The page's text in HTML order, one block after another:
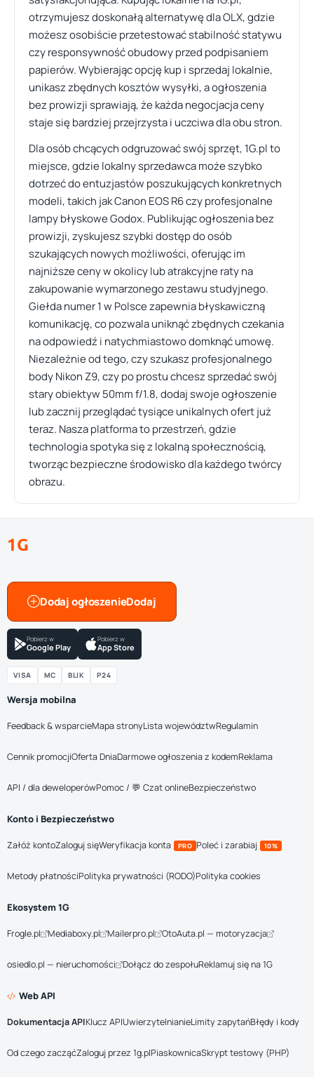
otrzymujesz doskonałą alternatywę dla OLX, gdzie
możesz osobiście przetestować stabilność statywu
czy responsywność obudowy przed podpisaniem
papierów. Wybierając opcję kup i sprzedaj lokalnie,
unikasz zbędnych kosztów wysyłki, a ogłoszenia
bez prowizji sprawiają, że każda negocjacja ceny
staje się bardziej przejrzysta i uczciwa dla obu stron.
Dla osób chcących odgruzować swój sprzęt, 1G.pl to
miejsce, gdzie lokalny sprzedawca może szybko
dotrzeć do entuzjastów poszukujących konkretnych
modeli, takich jak Canon EOS R6 czy profesjonalne
lampy błyskowe Godox. Publikując ogłoszenia bez
prowizji, zyskujesz szybki dostęp do osób
szukających nowych możliwości, oferując im
najniższe ceny w okolicy lub atrakcyjne raty na
zakupowanie wymarzonego zestawu studyjnego.
Giełda numer 1 w Polsce zapewnia błyskawiczną
komunikację, co pozwala uniknąć zbędnych czekania
na odpowiedź i natychmiastowo domknąć umowę.
Niezależnie od tego, czy szukasz profesjonalnego
body Nikon Z9, czy po prostu chcesz sprzedać swój
stary obiektyw 50mm f/1.8, dodaj swoje ogłoszenie
lub zacznij przeglądać tysiące unikalnych ofert już
teraz. Nasza platforma to przestrzeń, gdzie
technologia spotyka się z lokalną społecznością,
tworząc bezpieczne środowisko dla każdego twórcy
obrazu.
1G
Dodaj ogłoszenie
Pobierz w
Google Play
Pobierz w
App Store
VISA MC BLIK P24
Wersja mobilna
Feedback & wsparcieMapa stronyLista województwRegulamin
Cennik promocjiOferta DniaDarmowe ogłoszenia z kodemReklama
API / dla deweloperówPomoc / 💬 Czat onlineBezpieczeństwo
Konto i Bezpieczeństwo
Załóż kontoZaloguj sięWeryfikacja konta PRO Poleć i zarabiaj 10%
Metody płatnościPolityka prywatności (RODO)Polityka cookies
Ekosystem 1G
Frogle.pl Mediaboxy.pl Mailerpro.pl OtoAuta.pl — motoryzacja
osiedlo.pl — nieruchomości Dołącz do zespołuReklamuj się na 1G
Web API
Dokumentacja APIKlucz APIUwierzytelnianieLimity zapytańBłędy i kody
Od czego zacząćZaloguj przez 1g.plPiaskownicaSkrypt testowy (PHP)